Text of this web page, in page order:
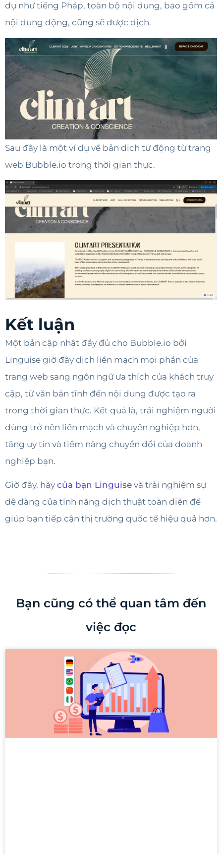
dụ như tiếng Pháp, toàn bộ nội dung, bao gồm cả
nội dung động, cũng sẽ được dịch.
Sau đây là một ví dụ về bản dịch tự động từ trang
web Bubble.io trong thời gian thực.
Kết luận
Một bản cập nhật đầy đủ cho Bubble.io bởi
Linguise giờ đây dịch liền mạch mọi phần của
trang web sang ngôn ngữ ưa thích của khách truy
cập, từ văn bản tĩnh đến nội dung được tạo ra
trong thời gian thực. Kết quả là, trải nghiệm người
dùng trở nên liền mạch và chuyên nghiệp hơn,
tăng uy tín và tiềm năng chuyển đổi của doanh
nghiệp bạn.
Giờ đây, hãy của bạn Linguise và trải nghiệm sự
dễ dàng của tính năng dịch thuật toàn diện để
giúp bạn tiếp cận thị trường quốc tế hiệu quả hơn.
Bạn cũng có thể quan tâm đến
việc đọc